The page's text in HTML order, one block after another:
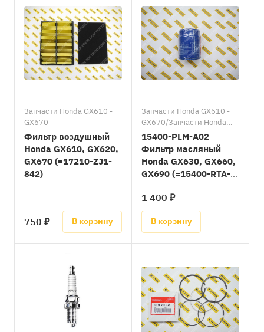
Запчасти Honda GX610 -
GX670
Фильтр воздушный
Honda GX610, GX620,
GX670 (=17210-ZJ1-
842)
750 ₽ В корзину
Запчасти Honda GX610 -
GX670/Запчасти Honda
GX630 - GX690
15400-PLM-A02
Фильтр масляный
Honda GX630, GX660,
GX690 (=15400-RTA-
1 400 ₽
В корзину